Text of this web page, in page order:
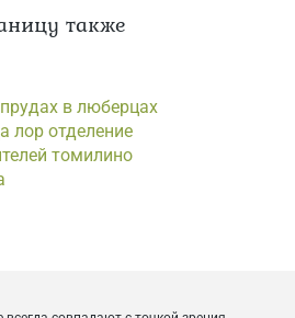
также
в люберцах
лор отделение
томилино